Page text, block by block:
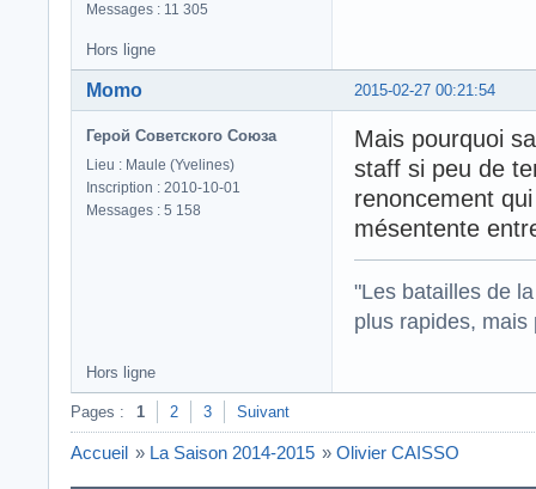
Messages : 11 305
Hors ligne
2015-02-27 00:21:54
Momo
Герой Советского Союза
Lieu : Maule (Yvelines)
Inscription : 2010-10-01
Messages : 5 158
Mais pourquoi
staff si peu de
renoncement
mésentente
"Les batailles de
plus rapides,
Hors ligne
Pages : 1 2 3 Suivant
Accueil » La Saison 2014-2015 » Olivier CAISSO